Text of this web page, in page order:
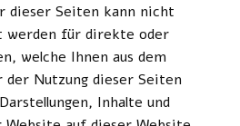
dieser Seiten kann nicht
werden für direkte oder
welche Ihnen aus dem
Nutzung dieser Seiten
Inhalte und